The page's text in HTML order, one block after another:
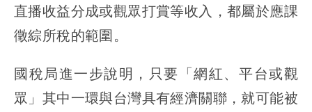
直播收益分成或觀眾打賞等收入，都屬於應課
徵綜所稅的範圍。
國稅局進一步說明，只要「網紅、平台或觀
眾」其中一環與台灣具有經濟關聯，就可能被